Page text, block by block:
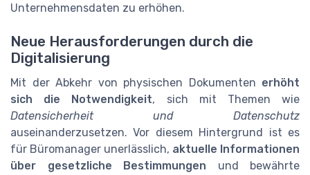
Unternehmensdaten zu erhöhen.
Neue Herausforderungen durch die
Digitalisierung
Mit der Abkehr von physischen Dokumenten erhöht
sich die Notwendigkeit, sich mit Themen wie
Datensicherheit und Datenschutz
auseinanderzusetzen. Vor diesem Hintergrund ist es
für Büromanager unerlässlich, aktuelle Informationen
über gesetzliche Bestimmungen und bewährte